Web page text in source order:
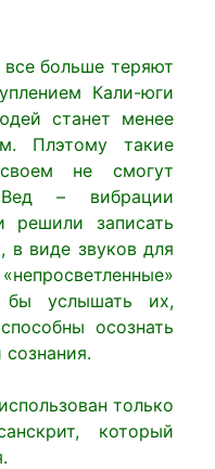
больше теряют
Кали-юги
станет менее
Плэтому такие
не смогут
Вед – вибрации
решили записать
в виде звуков для
бы услышать их,
осознать
только
который